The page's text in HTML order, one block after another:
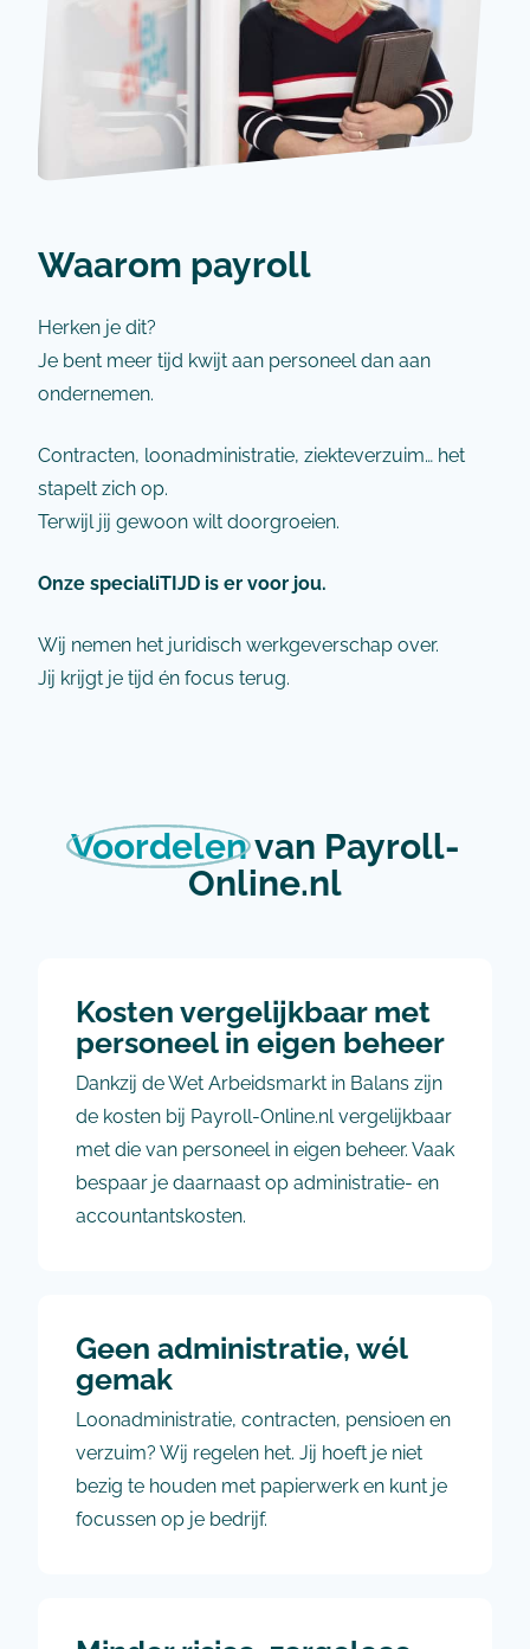
Waarom payroll
Herken je dit?
Je bent meer tijd kwijt aan personeel dan aan
ondernemen.
Contracten, loonadministratie, ziekteverzuim… het
stapelt zich op.
Terwijl jij gewoon wilt doorgroeien.
Onze specialiTIJD is er voor jou.
Wij nemen het juridisch werkgeverschap over.
Jij krijgt je tijd én focus terug.
Voordelenvan Payroll-
Online.nl
Kosten vergelijkbaar met
personeel in eigen beheer
Dankzij de Wet Arbeidsmarkt in Balans zijn
de kosten bij Payroll-Online.nl vergelijkbaar
met die van personeel in eigen beheer. Vaak
bespaar je daarnaast op administratie- en
accountantskosten.
Geen administratie, wél
gemak
Loonadministratie, contracten, pensioen en
verzuim? Wij regelen het. Jij hoeft je niet
bezig te houden met papierwerk en kunt je
focussen op je bedrijf.